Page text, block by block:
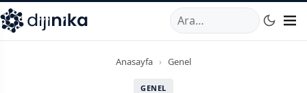
,Marmara Mahallesi,Beylikdüzü34520TRTelefon:0850
Anasayfa › Genel
GENEL